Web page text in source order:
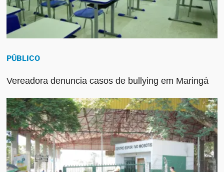
PÚBLICO
Vereadora denuncia casos de bullying em Maringá